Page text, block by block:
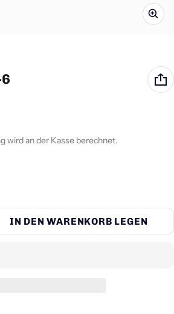
wird an der Kasse berechnet.
IN DEN WARENKORB LEGEN